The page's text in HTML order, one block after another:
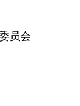
员会